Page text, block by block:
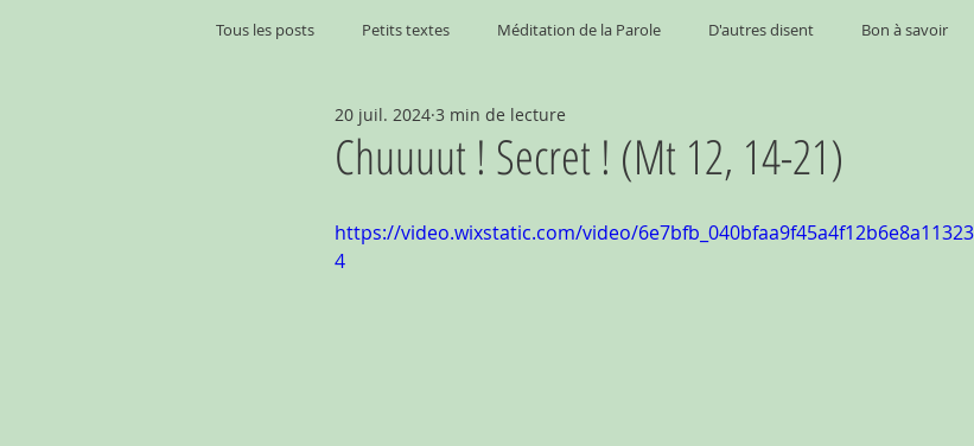
Tous les posts Petits textes Méditation de la Parole D'autres disent Bon à savoir
Chuuuut ! Secret ! (Mt 12, 14-21)
20 juil. 2024 3 min de lecture
https://video.wixstatic.com/video/
4